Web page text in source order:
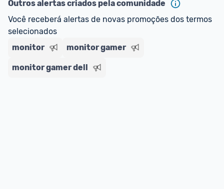
Outros alertas criados pela comunidade
Você receberá alertas de novas promoções dos termos
selecionados
monitor
monitor gamer
monitor gamer dell